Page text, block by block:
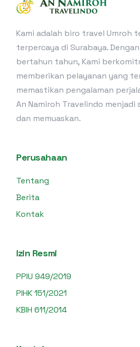
Kami adalah biro travel Umroh
terpercaya di Surabaya.
bertahun tahun, Kami
memberikan pelayanan yang
memastikan pengalaman
An Namiroh Travelindo menjadi
dan memuaskan.
Perusahaan
Tentang
Berita
Kontak
Izin Resmi
PPIU 949/2019
PIHK 151/2021
KBIH 611/2014